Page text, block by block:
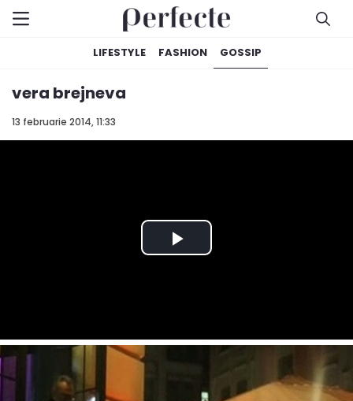
LIFESTYLE FASHION GOSSIP
13 februarie 2014, 11:33
vera brejneva